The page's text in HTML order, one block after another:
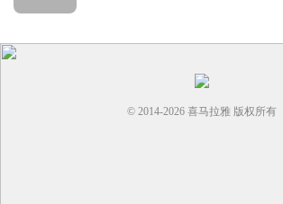
© 2014-2026 喜马拉雅 版权所有